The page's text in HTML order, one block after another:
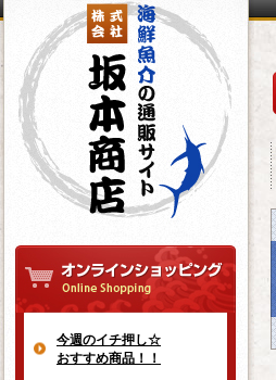
今週のイチ押し☆
おすすめ商品！！